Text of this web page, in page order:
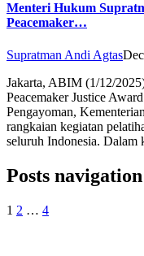
Menteri Hukum
Peacemaker…
Supratman Andi Agtas
Jakarta, ABIM (1/12/
Peacemaker Justice
Pengayoman,
rangkaian kegiatan
seluruh Indonesia. Dalam
Posts navigation
1 2 … 4